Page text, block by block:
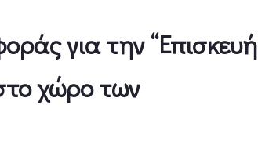
για την “Επισκευή
χώρο των